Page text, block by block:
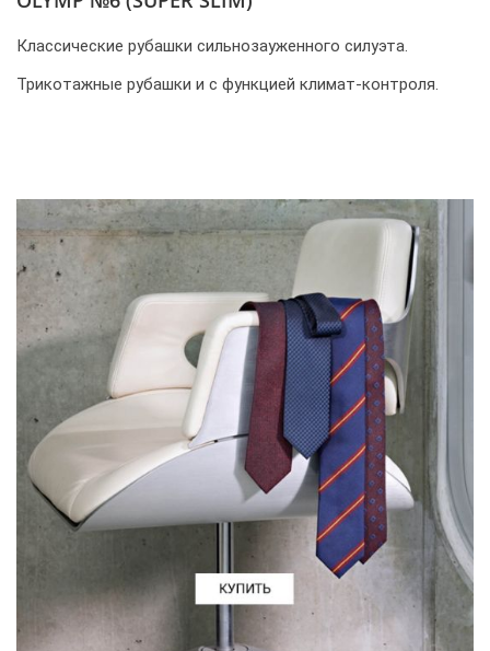
Классические рубашки сильнозауженного силуэта.
Трикотажные рубашки и с функцией климат-контроля.